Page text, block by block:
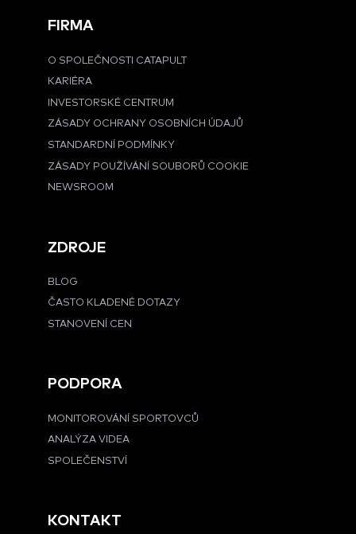
FIRMA
O SPOLEČNOSTI CATAPULT
KARIÉRA
INVESTORSKÉ CENTRUM
ZÁSADY OCHRANY OSOBNÍCH ÚDAJŮ
STANDARDNÍ PODMÍNKY
ZÁSADY POUŽÍVÁNÍ SOUBORŮ COOKIE
NEWSROOM
ZDROJE
BLOG
ČASTO KLADENÉ DOTAZY
STANOVENÍ CEN
PODPORA
MONITOROVÁNÍ SPORTOVCŮ
ANALÝZA VIDEA
SPOLEČENSTVÍ
KONTAKT